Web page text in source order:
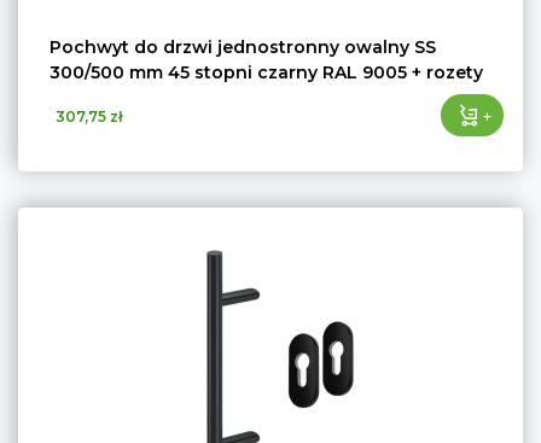
Pochwyt do drzwi jednostronny owalny SS
300/500 mm 45 stopni czarny RAL 9005 + rozety
307,75 zł +